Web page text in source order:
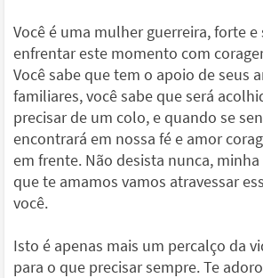
Você é uma mulher guerreira, forte e
enfrentar este momento com
Você sabe que tem o apoio de seus
familiares, você sabe que será
precisar de um colo, e quando se
encontrará em nossa fé e amor
em frente. Não desista nunca,
que te amamos vamos atravessar
você.
Isto é apenas mais um percalço da
para o que precisar sempre. Te